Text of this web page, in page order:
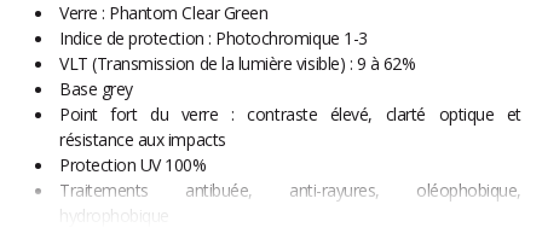
Verre : Phantom Clear Green
Indice de protection : Photochromique 1-3
VLT (Transmission de la lumière visible) : 9 à 62%
Base grey
Point fort du verre : contraste élevé, clarté optique et
résistance aux impacts
Protection UV 100%
Traitements antibuée, anti-rayures, oléophobique,
hydrophobique